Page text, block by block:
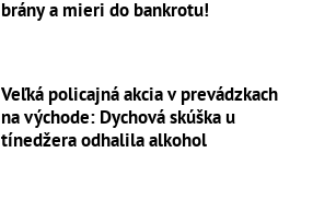
brány a mieri do bankrotu!
Veľká policajná akcia v prevádzkach
na východe: Dychová skúška u
tínedžera odhalila alkohol